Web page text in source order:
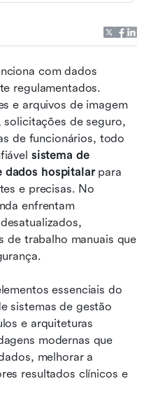
com dados
regulamentados.
e arquivos de imagem
de seguro,
de funcionários, todo
sistema de
dados hospitalar para
e precisas. No
enfrentam
de trabalho manuais que
essenciais do
sistemas de gestão
e arquiteturas
modernas que
melhorar a
resultados clínicos e
o Lark para fluxos
dependem de
centralizados
sistemas de